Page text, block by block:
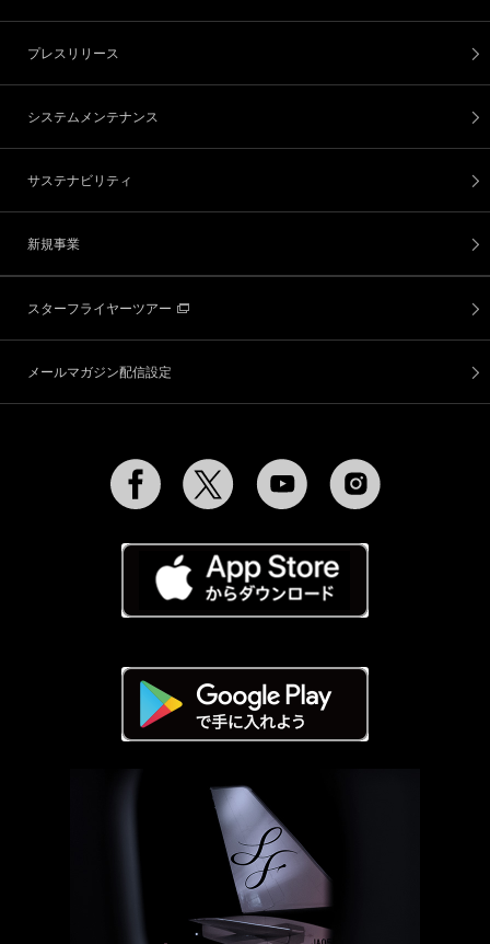
プレスリリース
システムメンテナンス
サステナビリティ
新規事業
スターフライヤーツアー
メールマガジン配信設定
Facebook Twitter YouTube Instagram